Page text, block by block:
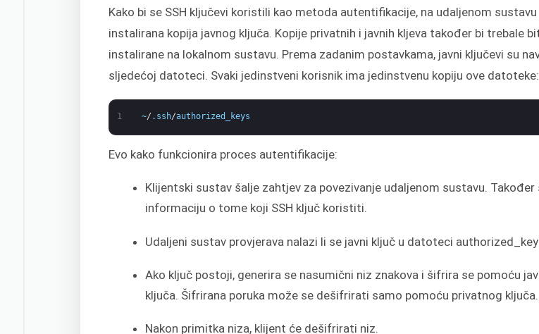
Kako bi se SSH ključevi koristili kao metoda autentifikacije, na udaljenom
instalirana kopija javnog ključa. Kopije privatnih i javnih kljeva također bi trebale
instalirane na lokalnom sustavu. Prema zadanim postavkama, javni ključevi su
sljedećoj datoteci. Svaki jedinstveni korisnik ima jedinstvenu kopiju ove datoteke:
1 ~/ . ssh/authorized_keys
Evo kako funkcionira proces autentifikacije:
Klijentski sustav šalje zahtjev za povezivanje udaljenom sustavu. Također
informaciju o tome koji SSH ključ koristiti.
Udaljeni sustav provjerava nalazi li se javni ključ u datoteci
Ako ključ postoji, generira se nasumični niz znakova i šifrira se pomoću
ključa. Šifrirana poruka može se dešifrirati samo pomoću privatnog ključa.
Nakon primitka niza, klijent će dešifrirati niz.